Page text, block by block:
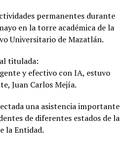
permanentes durante
en la torre académica de la
Universitario de Mazatlán.
titulada:
y efectivo con IA, estuvo
Juan Carlos Mejía.
una asistencia importante
de diferentes estados de la
la Entidad.